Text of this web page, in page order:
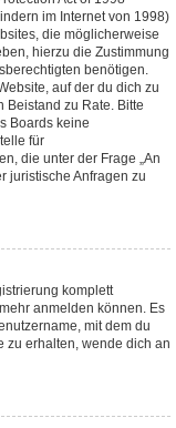
im Internet von 1998)
die möglicherweise
hierzu die Zustimmung
benötigen.
auf der du dich zu
Beistand zu Rate. Bitte
Boards keine
für
die unter der Frage „An
juristische Anfragen zu
komplett
anmelden können. Es
mit dem du
zu erhalten, wende dich an